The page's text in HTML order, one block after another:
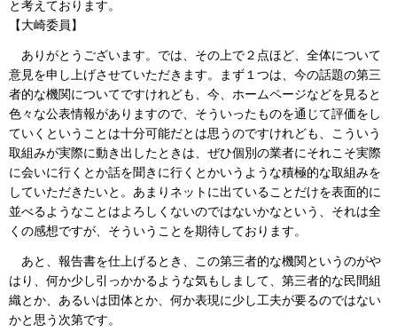
と考えております。
【大崎委員】
ありがとうございます。では、その上で２点ほど、全体について
意見を申し上げさせていただきます。まず１つは、今の話題の第三
者的な機関についてですけれども、今、ホームページなどを見ると
色々な公表情報がありますので、そういったものを通じて評価をし
ていくということは十分可能だとは思うのですけれども、こういう
取組みが実際に動き出したときは、ぜひ個別の業者にそれこそ実際
に会いに行くとか話を聞きに行くとかいうような積極的な取組みを
していただきたいと。あまりネットに出ていることだけを表面的に
並べるようなことはよろしくないのではないかなという、それは全
くの感想ですが、そういうことを期待しております。
あと、報告書を仕上げるとき、この第三者的な機関というのがや
はり、何か少し引っかかるような気もしまして、第三者的な民間組
織とか、あるいは団体とか、何か表現に少し工夫が要るのではない
かと思う次第です。